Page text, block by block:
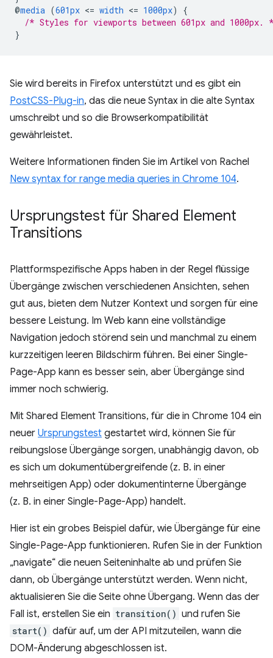
@media (601px <= width <= 1000px)
{
/* Styles for viewports between 601px and 1000px.
}
Sie wird bereits in Firefox unterstützt und es gibt ein
PostCSS-Plug-in, das die neue Syntax in die alte Syntax
umschreibt und so die Browserkompatibilität
gewährleistet.
Weitere Informationen finden Sie im Artikel von Rachel
New syntax for range media queries in Chrome 104.
Ursprungstest für Shared Element
Transitions
Plattformspezifische Apps haben in der Regel flüssige
Übergänge zwischen verschiedenen Ansichten, sehen
gut aus, bieten dem Nutzer Kontext und sorgen für eine
bessere Leistung. Im Web kann eine vollständige
Navigation jedoch störend sein und manchmal zu einem
kurzzeitigen leeren Bildschirm führen. Bei einer Single-
Page-App kann es besser sein, aber Übergänge sind
immer noch schwierig.
Mit Shared Element Transitions, für die in Chrome 104 ein
neuer Ursprungstest gestartet wird, können Sie für
reibungslose Übergänge sorgen, unabhängig davon, ob
es sich um dokumentübergreifende (z. B. in einer
mehrseitigen App) oder dokumentinterne Übergänge
(z. B. in einer Single-Page-App) handelt.
Hier ist ein grobes Beispiel dafür, wie Übergänge für eine
Single-Page-App funktionieren. Rufen Sie in der Funktion
„navigate“ die neuen Seiteninhalte ab und prüfen Sie
dann, ob Übergänge unterstützt werden. Wenn nicht,
aktualisieren Sie die Seite ohne Übergang. Wenn das der
Fall ist, erstellen Sie ein transition() und rufen Sie
start() dafür auf, um der API mitzuteilen, wann die
DOM-Änderung abgeschlossen ist.